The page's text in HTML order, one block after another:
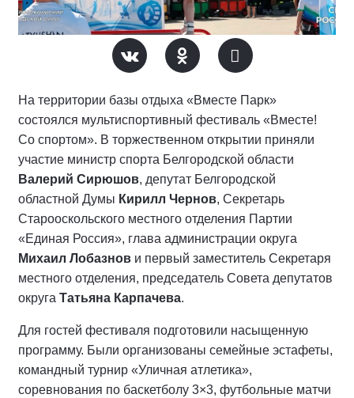
На территории базы отдыха «Вместе Парк»
состоялся мультиспортивный фестиваль «Вместе!
Со спортом». В торжественном открытии приняли
участие министр спорта Белгородской области
Валерий Сирюшов, депутат Белгородской
областной Думы Кирилл Чернов, Секретарь
Старооскольского местного отделения Партии
«Единая Россия», глава администрации округа
Михаил Лобазнов и первый заместитель Секретаря
местного отделения, председатель Совета депутатов
округа Татьяна Карпачева.
Для гостей фестиваля подготовили насыщенную
программу. Были организованы семейные эстафеты,
командный турнир «Уличная атлетика»,
соревнования по баскетболу 3×3, футбольные матчи